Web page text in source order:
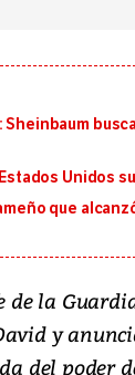
Unidos
que
de la
y
del poder